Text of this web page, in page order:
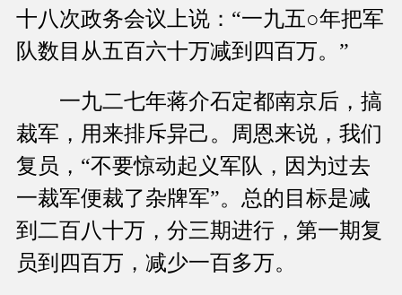
十八次政务会议上说：“一九五○年把军
队数目从五百六十万减到四百万。”
一九二七年蒋介石定都南京后，搞
裁军，用来排斥异己。周恩来说，我们
复员，“不要惊动起义军队，因为过去
一裁军便裁了杂牌军”。总的目标是减
到二百八十万，分三期进行，第一期复
员到四百万，减少一百多万。